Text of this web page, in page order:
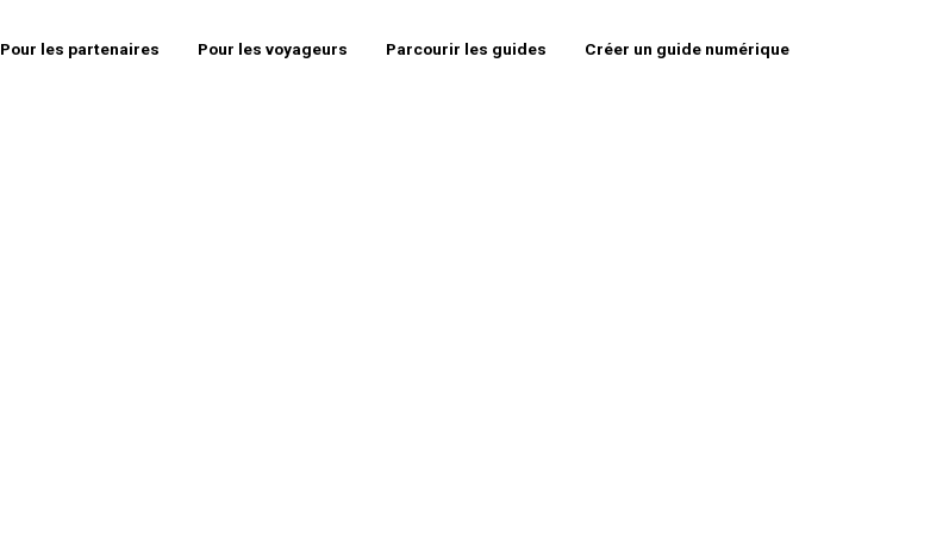
Pour les partenaires Pour les voyageurs Parcourir les guides Créer un guide numérique